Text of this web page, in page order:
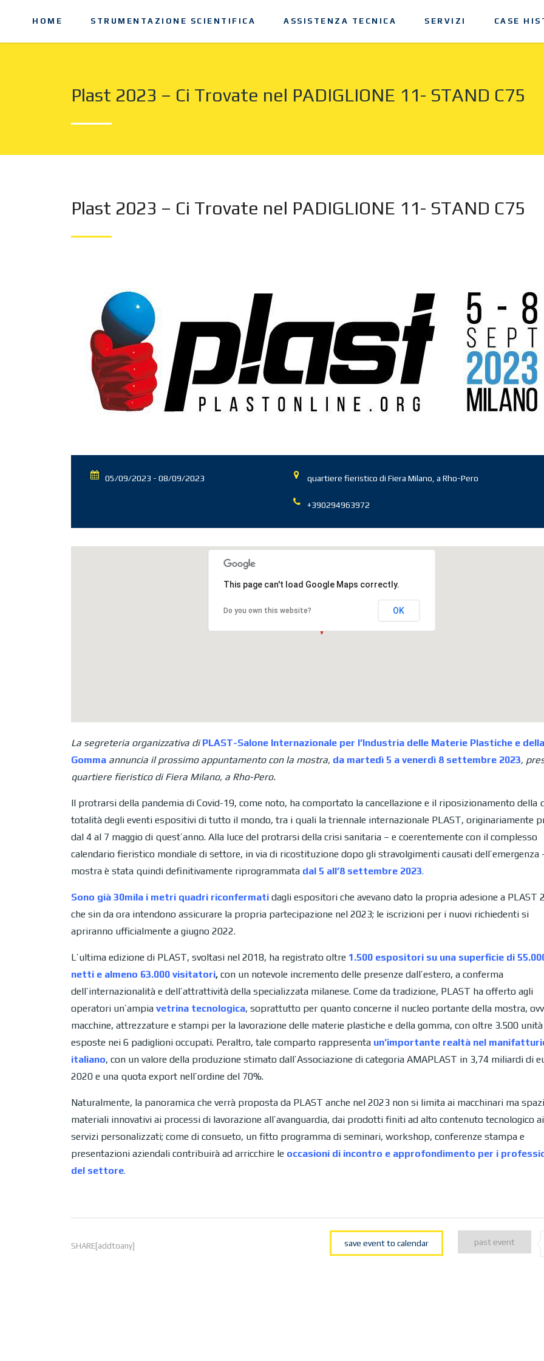
HOME STRUMENTAZIONE SCIENTIFICA ASSISTENZA TECNICA SERVIZI CASE
Plast 2023 – Ci Trovate nel PADIGLIONE 11- STAND C75
Plast 2023 – Ci Trovate nel PADIGLIONE 11- STAND C75
05/09/2023 - 08/09/2023 quartiere fieristico di Fiera Milano, a Rho-Pero
+390294963972
This page can't load Google Maps correctly.
Do you own this website? OK
La segreteria organizzativa diPLAST-Salone Internazionale per l’Industria delle Materie Plastiche e della
Gomma annuncia il prossimo appuntamento con la mostra, da martedì 5 a venerdì 8 settembre 2023,
quartiere fieristico di Fiera Milano, a Rho-Pero.
Il protrarsi della pandemia di Covid-19, come noto, ha comportato la cancellazione e il riposizionamento della
totalità degli eventi espositivi di tutto il mondo, tra i quali la triennale internazionale PLAST, originariamente
dal 4 al 7 maggio di quest’anno. Alla luce del protrarsi della crisi sanitaria – e coerentemente con il complesso
calendario fieristico mondiale di settore, in via di ricostituzione dopo gli stravolgimenti causati dell’emergenza
mostra è stata quindi definitivamente riprogrammata dal 5 all’8 settembre 2023.
Sono già 30mila i metri quadri riconfermati dagli espositori che avevano dato la propria adesione a PLAST
che sin da ora intendono assicurare la propria partecipazione nel 2023; le iscrizioni per i nuovi richiedenti si
apriranno ufficialmente a giugno 2022.
L’ultima edizione di PLAST, svoltasi nel 2018, ha registrato oltre 1.500 espositori su una superficie di
netti e almeno 63.000 visitatori, con un notevole incremento delle presenze dall’estero, a conferma
dell’internazionalità e dell’attrattività della specializzata milanese. Come da tradizione, PLAST ha offerto agli
operatori un’ampia vetrina tecnologica, soprattutto per quanto concerne il nucleo portante della mostra,
macchine, attrezzature e stampi per la lavorazione delle materie plastiche e della gomma, con oltre 3.500 unità
esposte nei 6 padiglioni occupati. Peraltro, tale comparto rappresenta un’importante realtà nel
italiano, con un valore della produzione stimato dall’Associazione di categoria AMAPLAST in 3,74 miliardi di
2020 e una quota export nell’ordine del 70%.
Naturalmente, la panoramica che verrà proposta da PLAST anche nel 2023 non si limita ai macchinari ma
materiali innovativi ai processi di lavorazione all’avanguardia, dai prodotti finiti ad alto contenuto tecnologico ai
servizi personalizzati; come di consueto, un fitto programma di seminari, workshop, conferenze stampa e
presentazioni aziendali contribuirà ad arricchire le occasioni di incontro e approfondimento per i
del settore.
SHARE[addtoany] save event to calendar past event